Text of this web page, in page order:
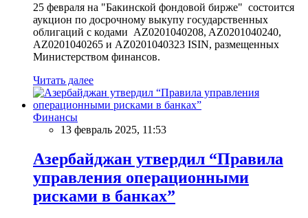
25 февраля на "Бакинской фондовой бирже" состоится
аукцион по досрочному выкупу государственных
облигаций с кодами AZ0201040208, AZ0201040240,
AZ0201040265 и AZ0201040323 ISIN, размещенных
Министерством финансов.
Читать далее
Финансы
13 февраль 2025, 11:53
Азербайджан утвердил “Правила
управления операционными
рисками в банках”